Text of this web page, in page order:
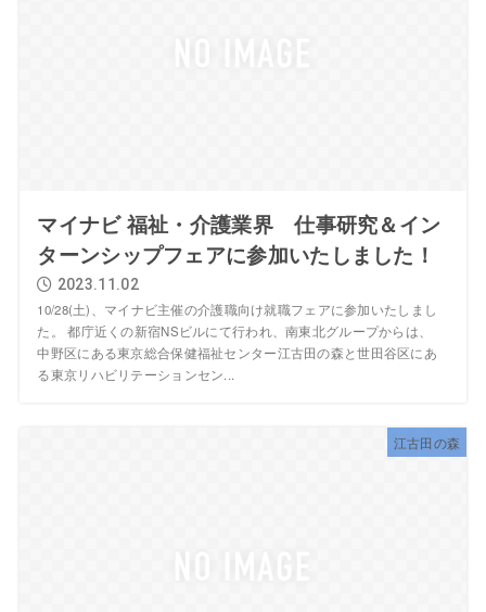
マイナビ 福祉・介護業界 仕事研究＆イン
ターンシップフェアに参加いたしました！
2023.11.02
10/28(土)、マイナビ主催の介護職向け就職フェアに参加いたしまし
た。 都庁近くの新宿NSビルにて行われ、南東北グループからは、
中野区にある東京総合保健福祉センター江古田の森と世田谷区にあ
る東京リハビリテーションセン...
江古田の森